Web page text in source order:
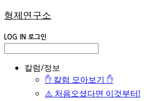
형제연구소
LOG IN 로그인
칼럼/정보
✋ 칼럼 모아보기 ✋
⚠️ 처음오셨다면 이것부터!